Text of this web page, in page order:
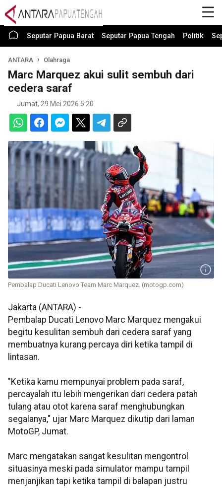
Seputar Papua Barat Seputar Papua Tengah Politik
ANTARA Olahraga
Marc Marquez akui sulit sembuh dari
cedera saraf
Jumat, 29 Mei 2026 5:20
Pembalap Ducati Lenovo Team Marc Marquez. (motogp.com)
Jakarta (ANTARA) -
Pembalap Ducati Lenovo Marc Marquez mengakui
begitu kesulitan sembuh dari cedera saraf yang
membuatnya kurang percaya diri ketika tampil di
lintasan.
"Ketika kamu mempunyai problem pada saraf,
percayalah itu lebih mengerikan dari cedera patah
tulang atau otot karena saraf menghubungkan
segalanya," ujar Marc Marquez dikutip dari laman
MotoGP, Jumat.
Marc mengatakan sangat kesulitan mengontrol
situasinya meski pada simulator mampu tampil
menjanjikan tapi ketika tampil di balapan justru